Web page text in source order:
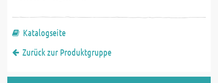
Katalogseite
Zurück zur Produktgruppe